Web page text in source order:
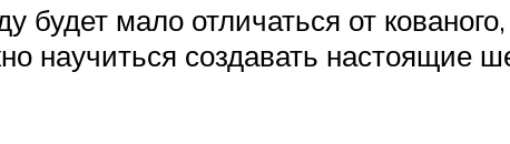
мало отличаться от
научиться создавать настоящие